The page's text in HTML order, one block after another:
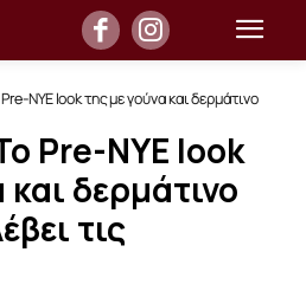
NYE look της με γούνα και δερμάτινο
Pre-NYE look
δερμάτινο
τις